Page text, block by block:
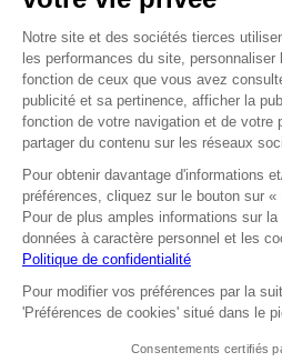
Tous droits réservés ©
Mentions légales
Cookies CGV
Facebook